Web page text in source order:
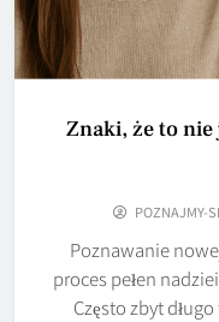
Znaki, że to nie
POZNAJMY-
Poznawanie
proces pełen
Często zbyt